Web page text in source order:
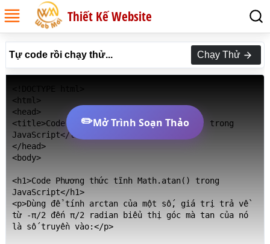
Thiết Kế Website
Tự code rồi chạy thử... Chạy Thử
<html>
<head>
<title>Code Phương thức tĩnh Math.atan() trong
JavaScript</title>
</head>
<body>
<h1>Code Phương thức tĩnh Math.atan() trong
JavaScript</h1>
<p>Dùng để tính arctan của một số, giá trị trả về
từ -π/2 đến π/2 radian biểu thị góc mà tan của nó
là số truyền vào:</p>
✏️Mở Trình Soạn Thảo